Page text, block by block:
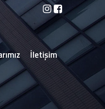
İletişim